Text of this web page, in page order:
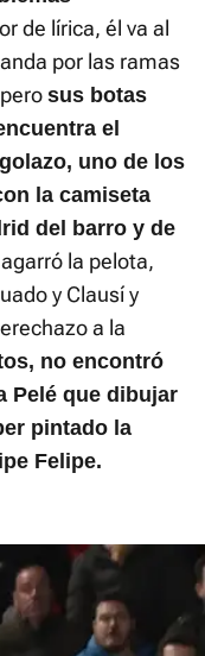
de lírica, él va al
por las ramas
sus botas
el
uno de los
la camiseta
del barro y de
la pelota,
y Clausí y
a la
no encontró
Pelé que dibujar
pintado la
Felipe.